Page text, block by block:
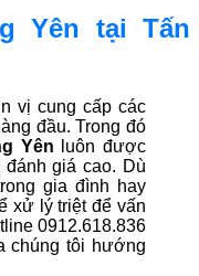
Yên tại Tấn
vị cung cấp các
đầu. Trong đó
Yên luôn được
giá cao. Dù
gia đình hay
xử lý triệt để vấn
0912.618.836
chúng tôi hướng